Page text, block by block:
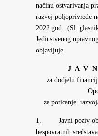
načinu ostvarivanja
razvoj poljoprivrede
2022 god. (Sl.
Jedinstvenog
objavljuje
J A V
za dodjelu
za poticanje
1. Javni poziv
bespovratnih